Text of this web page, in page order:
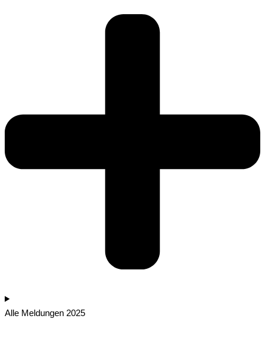
Alle Meldungen 2025